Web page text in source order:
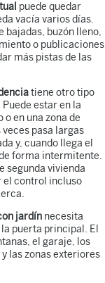
puede quedar
vacía varios días.
bajadas, buzón lleno,
o publicaciones
más pistas de las
tiene otro tipo
estar en la
o en una zona de
pasa largas
y, cuando llega el
forma intermitente.
segunda vivienda
el control incluso
jardín necesita
puerta principal. El
el garaje, los
las zonas exteriores